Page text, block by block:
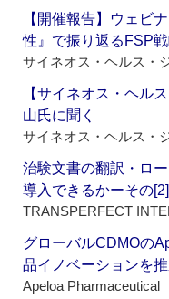
【開催報告】ウェビ
性』で振り返るFSP
サイネオス・ヘルス・
【サイネオス・ヘル
山氏に聞く
サイネオス・ヘルス・
治験文書の翻訳・ロ
導入できるかーその[2]
TRANSPERFECT
グローバルCDMOの
品イノベーションを
Apeloa Pharmaceutical